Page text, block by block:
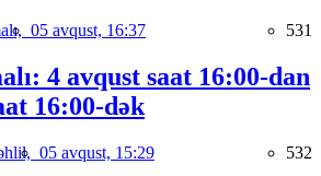
05 avqust, 16:37 531
4 avqust saat 16:00-dan
16:00-dək
05 avqust, 15:29 532